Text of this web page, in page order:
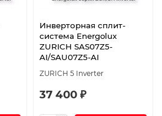
Инверторная сплит-
система Energolux
ZURICH SAS07Z5-
AI/SAU07Z5-AI
ZURICH 5 Inverter
37 400 ₽